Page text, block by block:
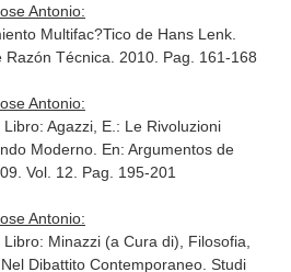
Antonio:
Multifac?Tico de Hans Lenk.
Razón Técnica . 2010. Pag. 161-168
Antonio:
Agazzi, E.: Le Rivoluzioni
Moderno. En: Argumentos de
Vol. 12. Pag. 195-201
Antonio:
Minazzi (a Cura di), Filosofia,
Dibattito Contemporaneo. Studi